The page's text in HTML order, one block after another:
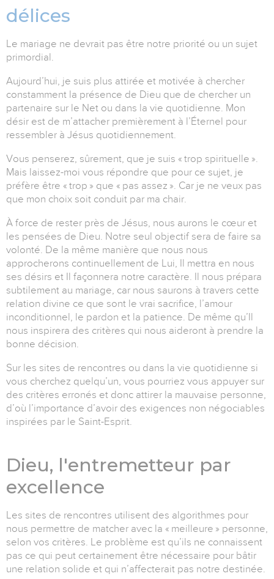
délices
Le mariage ne devrait pas être notre priorité ou un sujet
primordial.
Aujourd’hui, je suis plus attirée et motivée à chercher
constamment la présence de Dieu que de chercher un
partenaire sur le Net ou dans la vie quotidienne. Mon
désir est de m’attacher premièrement à l’Éternel pour
ressembler à Jésus quotidiennement.
Vous penserez, sûrement, que je suis « trop spirituelle ».
Mais laissez-moi vous répondre que pour ce sujet, je
préfère être « trop » que « pas assez ». Car je ne veux pas
que mon choix soit conduit par ma chair.
À force de rester près de Jésus, nous aurons le cœur et
les pensées de Dieu. Notre seul objectif sera de faire sa
volonté. De la même manière que nous nous
approcherons continuellement de Lui, Il mettra en nous
ses désirs et Il façonnera notre caractère. Il nous prépara
subtilement au mariage, car nous saurons à travers cette
relation divine ce que sont le vrai sacrifice, l’amour
inconditionnel, le pardon et la patience. De même qu’Il
nous inspirera des critères qui nous aideront à prendre la
bonne décision.
Sur les sites de rencontres ou dans la vie quotidienne si
vous cherchez quelqu’un, vous pourriez vous appuyer sur
des critères erronés et donc attirer la mauvaise personne,
d’où l’importance d’avoir des exigences non négociables
inspirées par le Saint-Esprit.
Dieu, l'entremetteur par
excellence
Les sites de rencontres utilisent des algorithmes pour
nous permettre de matcher avec la « meilleure » personne,
selon vos critères. Le problème est qu’ils ne connaissent
pas ce qui peut certainement être nécessaire pour bâtir
une relation solide et qui n’affecterait pas notre destinée.